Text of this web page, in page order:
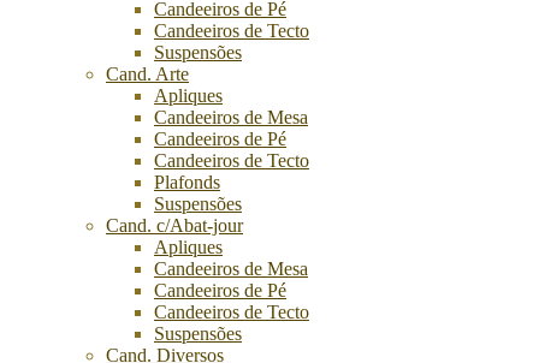
Candeeiros de Pé
Candeeiros de Tecto
Suspensões
Cand. Arte
Apliques
Candeeiros de Mesa
Candeeiros de Pé
Candeeiros de Tecto
Plafonds
Suspensões
Cand. c/Abat-jour
Apliques
Candeeiros de Mesa
Candeeiros de Pé
Candeeiros de Tecto
Suspensões
Cand. Diversos